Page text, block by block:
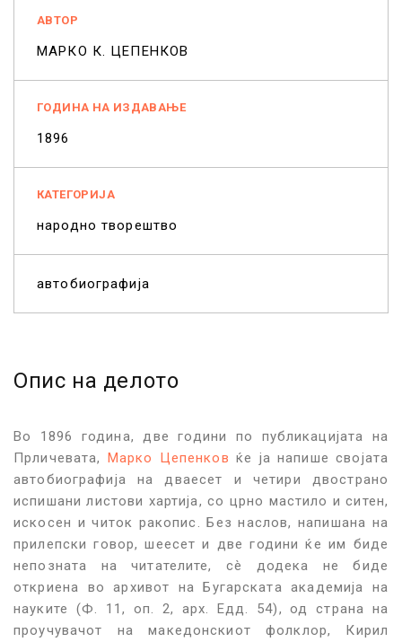
АВТОР
МАРКО К. ЦЕПЕНКОВ
ГОДИНА НА ИЗДАВАЊЕ
1896
КАТЕГОРИЈА
народно творештво
автобиографија
Опис на делото
Во 1896 година, две години по публикацијата на
Прличевата, Марко Цепенков ќе ја напише својата
автобиографија на дваесет и четири двострано
испишани листови хартија, со црно мастило и ситен,
искосен и читок ракопис. Без наслов, напишана на
прилепски говор, шеесет и две години ќе им биде
непозната на читателите, сè додека не биде
откриена во архивот на Бугарската академија на
науките (Ф. 11, оп. 2, арх. Едд. 54), од страна на
проучувачот на македонскиот фолклор, Кирил